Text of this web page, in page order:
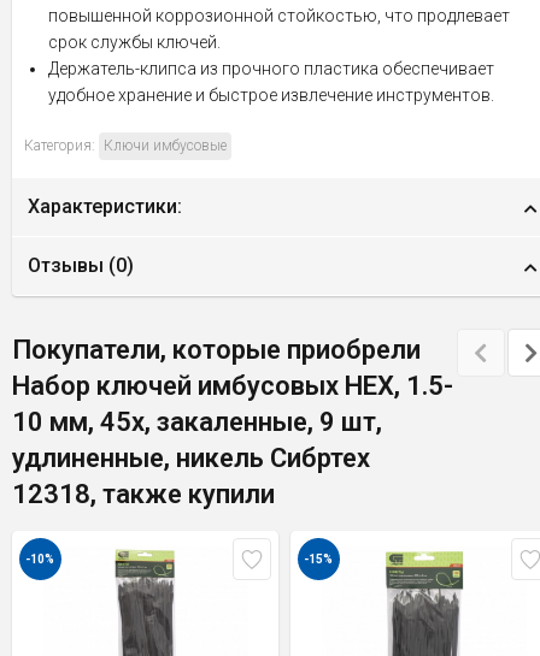
повышенной коррозионной стойкостью, что продлевает
срок службы ключей.
Держатель-клипса из прочного пластика обеспечивает
удобное хранение и быстрое извлечение инструментов.
Категория: Ключи имбусовые
Характеристики:
Отзывы (0)
Покупатели, которые приобрели
Набор ключей имбусовых HEX, 1.5-
10 мм, 45x, закаленные, 9 шт,
удлиненные, никель Сибртех
12318, также купили
-10% -15%